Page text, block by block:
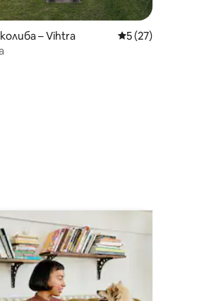
5, 74 отзива
– Vihtra Средна оценка:
5 (27)